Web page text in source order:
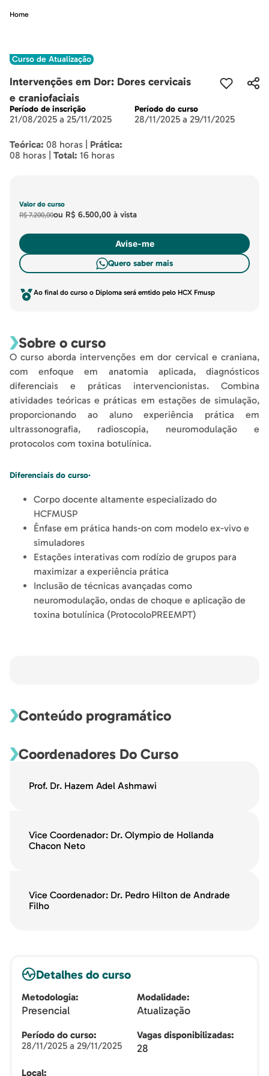
Home
Curso de Atualização
Intervenções em Dor: Dores cervicais
e craniofaciais
Período de inscrição
21/08/2025 a 25/11/2025
Período do curso
28/11/2025 a 29/11/2025
Teórica: 08 horas | Prática:
08 horas | Total: 16 horas
Valor do curso
R$ 7.200,00ou R$ 6.500,00 à vista
Avise-me
Quero saber mais
Ao final do curso o Diploma será emtido pelo HCX Fmusp
Sobre o curso
O curso aborda intervenções em dor cervical e craniana,
com enfoque em anatomia aplicada, diagnósticos
diferenciais e práticas intervencionistas. Combina
atividades teóricas e práticas em estações de simulação,
proporcionando ao aluno experiência prática em
ultrassonografia, radioscopia, neuromodulação e
protocolos com toxina botulínica.
Diferenciais do curso·
Corpo docente altamente especializado do
HCFMUSP
Ênfase em prática hands-on com modelo ex-vivo e
simuladores
Estações interativas com rodízio de grupos para
maximizar a experiência prática
Inclusão de técnicas avançadas como
neuromodulação, ondas de choque e aplicação de
toxina botulínica (ProtocoloPREEMPT)
Conteúdo programático
Coordenadores Do Curso
Prof. Dr. Hazem Adel Ashmawi
Vice Coordenador: Dr. Olympio de Hollanda
Chacon Neto
Vice Coordenador: Dr. Pedro Hilton de Andrade
Filho
Detalhes do curso
Metodologia
Presencial
Modalidade
Atualização
Período do curso
28/11/2025 a 29/11/2025
Vagas disponibilizadas
28
Local